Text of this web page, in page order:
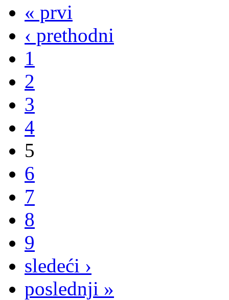
« prvi
‹ prethodni
1
2
3
4
5
6
7
8
9
sledeći ›
poslednji »